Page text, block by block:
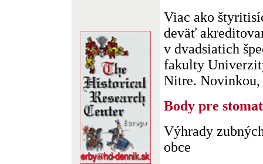
Viac ako
deväť
v dvadsiatich
fakulty
Nitre. Novinkou,
Body pre
Výhrady
obce